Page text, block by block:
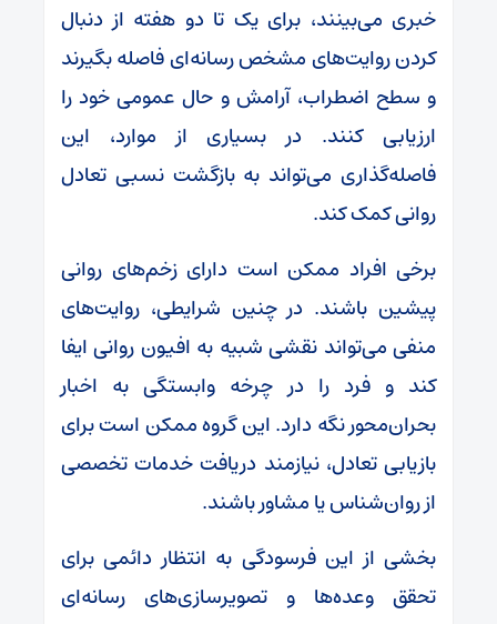
خبری می‌بینند، برای یک تا دو هفته از دنبال
کردن روایت‌های مشخص رسانه‌ای فاصله بگیرند
و سطح اضطراب، آرامش و حال عمومی خود را
ارزیابی کنند. در بسیاری از موارد، این
فاصله‌گذاری می‌تواند به بازگشت نسبی تعادل
روانی کمک کند.
برخی افراد ممکن است دارای زخم‌های روانی
پیشین باشند. در چنین شرایطی، روایت‌های
منفی می‌تواند نقشی شبیه به افیون روانی ایفا
کند و فرد را در چرخه وابستگی به اخبار
بحران‌محور نگه دارد. این گروه ممکن است برای
بازیابی تعادل، نیازمند دریافت خدمات تخصصی
از روان‌شناس یا مشاور باشند.
بخشی از این فرسودگی به انتظار دائمی برای
تحقق وعده‌ها و تصویرسازی‌های رسانه‌ای